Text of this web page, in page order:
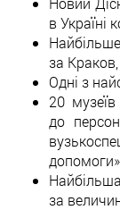
в Україні
за
Одні з
20 музеїв
до
за